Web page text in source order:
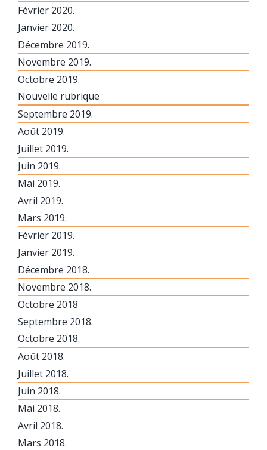
Février 2020.
Janvier 2020.
Décembre 2019.
Novembre 2019.
Octobre 2019.
Nouvelle rubrique
Septembre 2019.
Août 2019.
Juillet 2019.
Juin 2019.
Mai 2019.
Avril 2019.
Mars 2019.
Février 2019.
Janvier 2019.
Décembre 2018.
Novembre 2018.
Octobre 2018
Septembre 2018.
Octobre 2018.
Août 2018.
Juillet 2018.
Juin 2018.
Mai 2018.
Avril 2018.
Mars 2018.